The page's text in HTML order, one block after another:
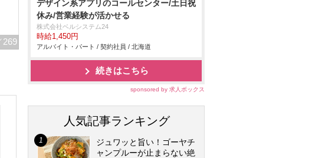
269
デザイン系アプリのコールセンター/土日祝
休み/営業経験が活かせる
株式会社ベルシステム24
時給1,450円
アルバイト・パート / 契約社員 / 北海道
続きはこちら
sponsored by 求人ボックス
人気記事ランキング
ジュワッと旨い！ゴーヤチ
ャンプルーが止まらない絶